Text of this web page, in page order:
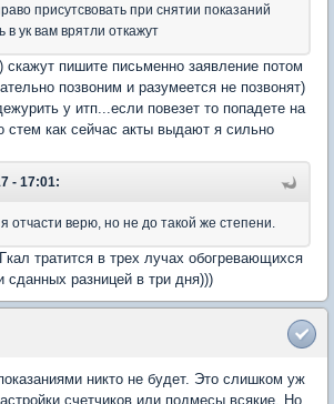
присутсвовать при снятии показаний
в ук вам врятли откажут
скажут пишите письменно заявление потом
позвоним и разумеется не позвонят)
у итп...если повезет то попадете на
стем как сейчас акты выдают я сильно
- 17:01:
я отчасти верю, но не до такой же степени.
тратится в трех лучах обогревающихся
сданных разницей в три дня)))
никто не будет. Это слишком уж
счетчиков или подмесы всякие. Но